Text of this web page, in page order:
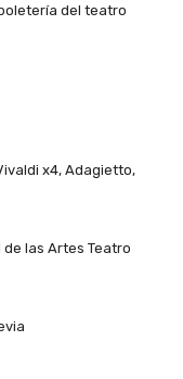
del teatro
x4, Adagietto,
las Artes Teatro